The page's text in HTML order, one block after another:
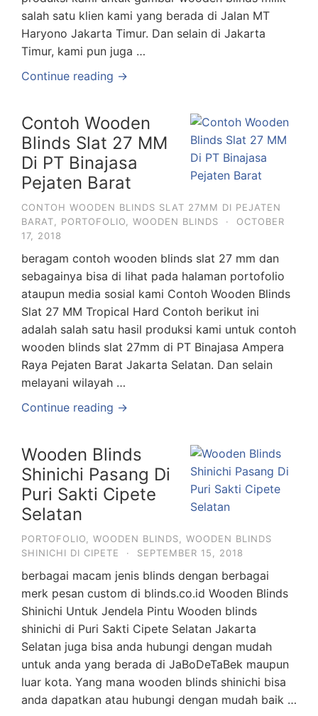
salah satu klien kami yang berada di Jalan MT
Haryono Jakarta Timur. Dan selain di Jakarta
Timur, kami pun juga …
Continue reading →
Contoh Wooden
Blinds Slat 27 MM
Di PT Binajasa
Pejaten Barat
CONTOH WOODEN BLINDS SLAT 27MM DI PEJATEN
BARAT
PORTOFOLIO WOODEN BLINDS ·
OCTOBER
17, 2018
beragam contoh wooden blinds slat 27 mm dan
sebagainya bisa di lihat pada halaman portofolio
ataupun media sosial kami Contoh Wooden Blinds
Slat 27 MM Tropical Hard Contoh berikut ini
adalah salah satu hasil produksi kami untuk contoh
wooden blinds slat 27mm di PT Binajasa Ampera
Raya Pejaten Barat Jakarta Selatan. Dan selain
melayani wilayah …
Continue reading →
Wooden Blinds
Shinichi Pasang Di
Puri Sakti Cipete
Selatan
PORTOFOLIO WOODEN BLINDS
WOODEN BLINDS
SHINICHI DI CIPETE
· SEPTEMBER 15, 2018
berbagai macam jenis blinds dengan berbagai
merk pesan custom di blinds.co.id Wooden Blinds
Shinichi Untuk Jendela Pintu Wooden blinds
shinichi di Puri Sakti Cipete Selatan Jakarta
Selatan juga bisa anda hubungi dengan mudah
untuk anda yang berada di JaBoDeTaBek maupun
luar kota. Yang mana wooden blinds shinichi bisa
anda dapatkan atau hubungi dengan mudah baik …